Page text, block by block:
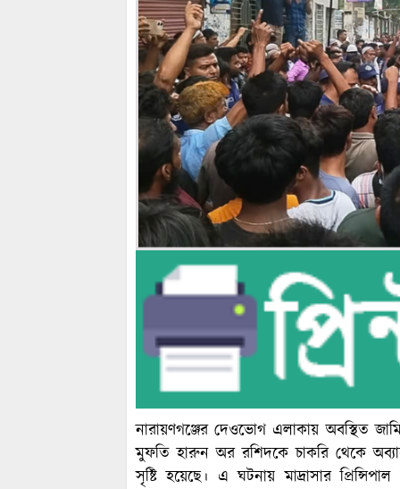
নারায়ণগঞ্জের দেওভোগ এলাকায় অবস্থিত
মুফতি হারুন অর রশিদকে চাকরি থেকে
সৃষ্টি হয়েছে। এ ঘটনায় মাদ্রাসার